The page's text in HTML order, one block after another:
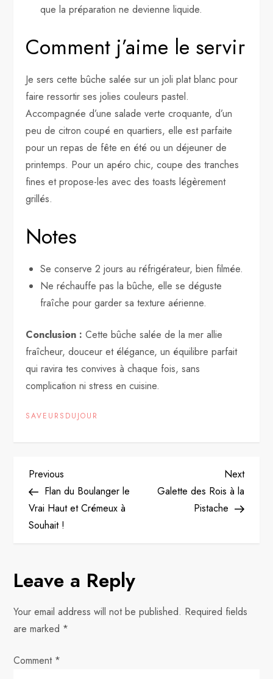
que la préparation ne devienne liquide.
Comment j’aime le servir
Je sers cette bûche salée sur un joli plat blanc pour
faire ressortir ses jolies couleurs pastel.
Accompagnée d’une salade verte croquante, d’un
peu de citron coupé en quartiers, elle est parfaite
pour un repas de fête en été ou un déjeuner de
printemps. Pour un apéro chic, coupe des tranches
fines et propose-les avec des toasts légèrement
grillés.
Notes
Se conserve 2 jours au réfrigérateur, bien filmée.
Ne réchauffe pas la bûche, elle se déguste
fraîche pour garder sa texture aérienne.
Conclusion : Cette bûche salée de la mer allie
fraîcheur, douceur et élégance, un équilibre parfait
qui ravira tes convives à chaque fois, sans
complication ni stress en cuisine.
SAVEURSDUJOUR
P
o
s
n
a
v
Previous
Post
Previous
Flan du Boulanger le
Vrai Haut et Crémeux à
Souhait !
Next
Post
Next
Galette des Rois à la
Pistache
Leave a Reply
Your email address will not be published. Required fields
are marked *
Comment *